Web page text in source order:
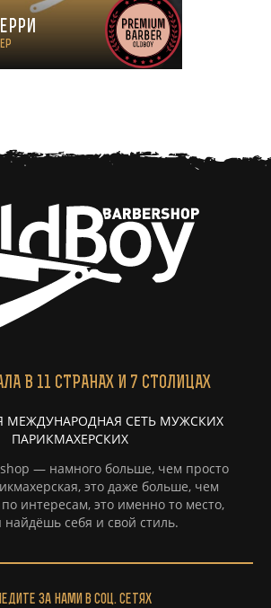
В 11 СТРАНАХ И 7 СТОЛИЦАХ
МЕЖДУНАРОДНАЯ СЕТЬ МУЖСКИХ
ПАРИКМАХЕРСКИХ
— намного больше, чем просто
это даже больше, чем
интересам, это именно то место,
найдёшь себя и свой стиль.
за нами в соц. сетях